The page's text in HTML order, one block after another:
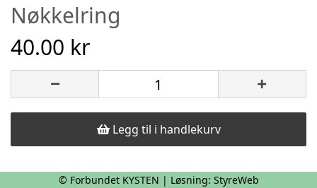
Nøkkelring
40.00 kr
Legg til i handlekurv
© Forbundet KYSTEN | Løsning: StyreWeb